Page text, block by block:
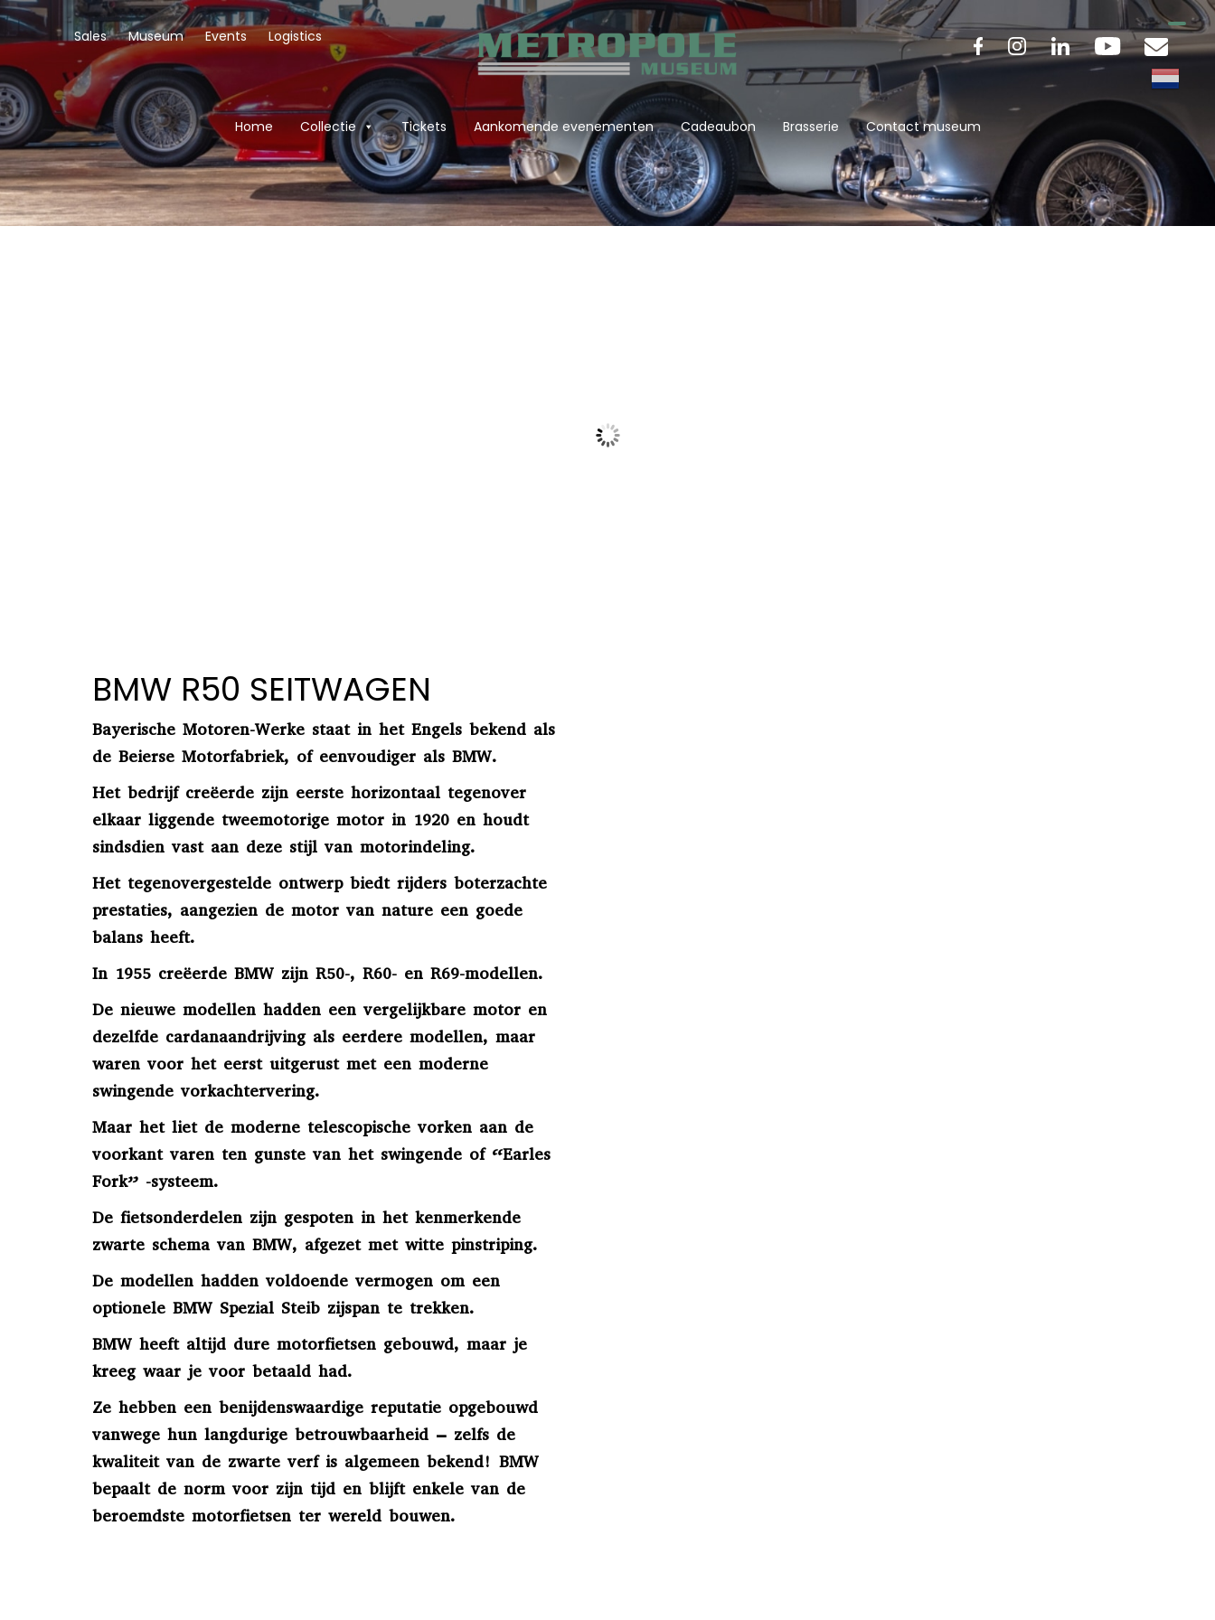
Sales Museum Events Logistics
Home Collectie Tickets Aankomende evenementen Cadeaubon Brasserie Contact museum
BMW R50 SEITWAGEN
Bayerische Motoren-Werke staat in het Engels bekend als
de Beierse Motorfabriek, of eenvoudiger als BMW.
Het bedrijf creëerde zijn eerste horizontaal tegenover
elkaar liggende tweemotorige motor in 1920 en houdt
sindsdien vast aan deze stijl van motorindeling.
Het tegenovergestelde ontwerp biedt rijders boterzachte
prestaties, aangezien de motor van nature een goede
balans heeft.
In 1955 creëerde BMW zijn R50-, R60- en R69-modellen.
De nieuwe modellen hadden een vergelijkbare motor en
dezelfde cardanaandrijving als eerdere modellen, maar
waren voor het eerst uitgerust met een moderne
swingende vorkachtervering.
Maar het liet de moderne telescopische vorken aan de
voorkant varen ten gunste van het swingende of “Earles
Fork” -systeem.
De fietsonderdelen zijn gespoten in het kenmerkende
zwarte schema van BMW, afgezet met witte pinstriping.
De modellen hadden voldoende vermogen om een ​​
optionele BMW Spezial Steib zijspan te trekken.
BMW heeft altijd dure motorfietsen gebouwd, maar je
kreeg waar je voor betaald had.
Ze hebben een benijdenswaardige reputatie opgebouwd
vanwege hun langdurige betrouwbaarheid – zelfs de
kwaliteit van de zwarte verf is algemeen bekend! BMW
bepaalt de norm voor zijn tijd en blijft enkele van de
beroemdste motorfietsen ter wereld bouwen.